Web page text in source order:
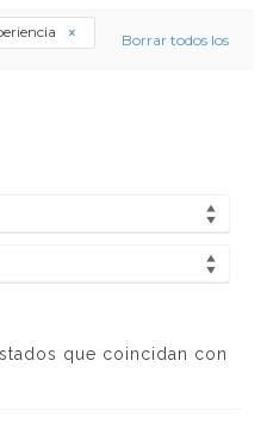
Borrar todos los
que coincidan con